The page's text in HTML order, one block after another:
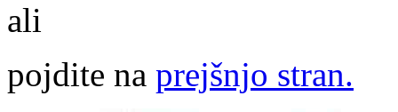
ali
pojdite na prejšnjo stran.